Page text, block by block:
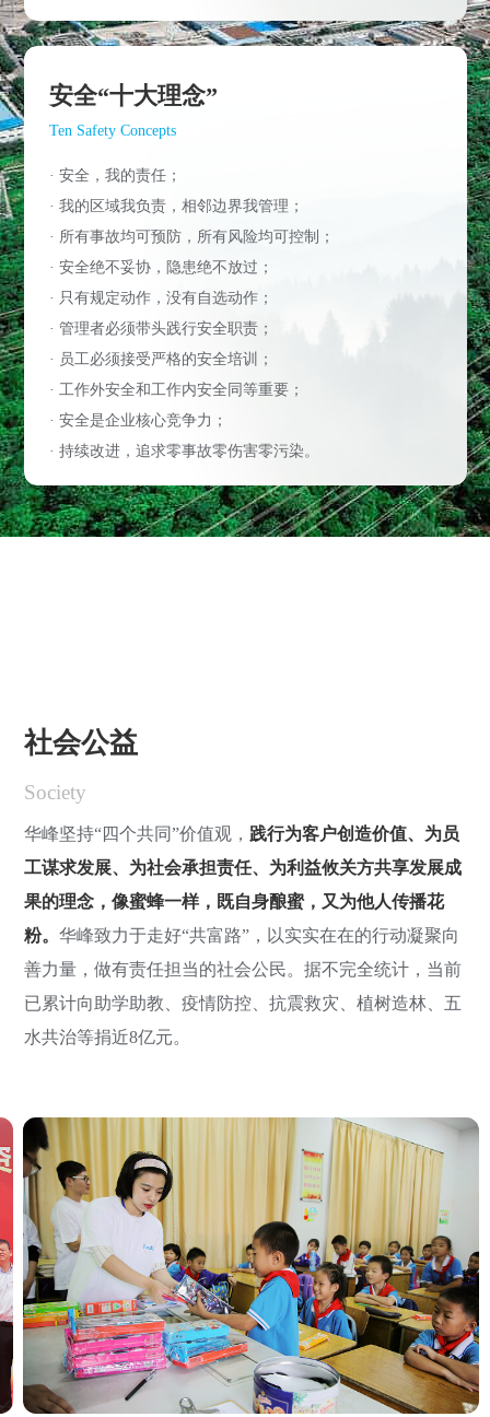
安全“十大理念”
Ten Safety Concepts
· 安全，我的责任；
· 我的区域我负责，相邻边界我管理；
· 所有事故均可预防，所有风险均可控制；
· 安全绝不妥协，隐患绝不放过；
· 只有规定动作，没有自选动作；
· 管理者必须带头践行安全职责；
· 员工必须接受严格的安全培训；
· 工作外安全和工作内安全同等重要；
· 安全是企业核心竞争力；
· 持续改进，追求零事故零伤害零污染。
社会公益
Society
华峰坚持“四个共同”价值观， 践行为客户创造价值、为员
工谋求发展、为社会承担责任、为利益攸关方共享发展成
果的理念，像蜜蜂一样，既自身酿蜜，又为他人传播花
粉。 华峰致力于走好“共富路”，以实实在在的行动凝聚向
善力量，做有责任担当的社会公民。据不完全统计，当前
已累计向助学助教、疫情防控、抗震救灾、植树造林、五
水共治等捐近8亿元。